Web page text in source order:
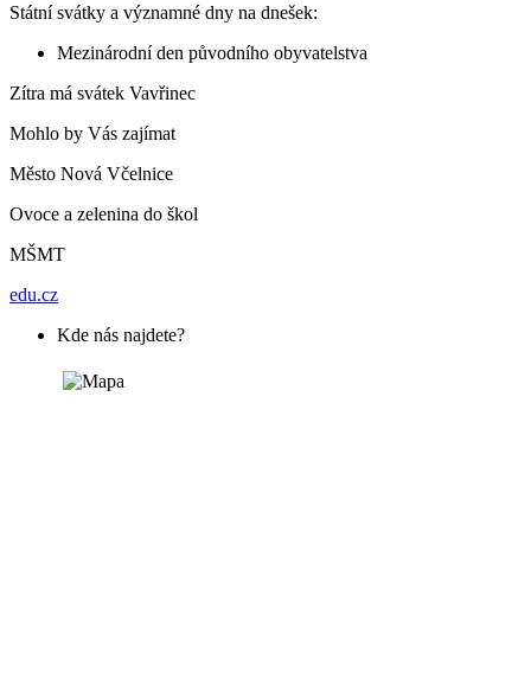
Státní svátky a významné dny na dnešek:
Mezinárodní den původního obyvatelstva
Zítra má svátek Vavřinec
Mohlo by Vás zajímat
Město Nová Včelnice
Ovoce a zelenina do škol
MŠMT
edu.cz
Kde nás najdete?